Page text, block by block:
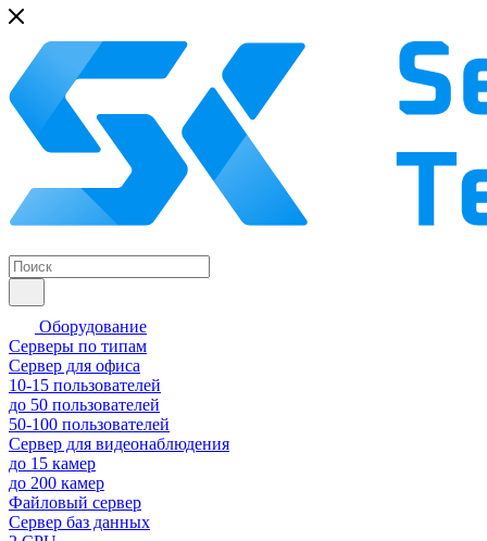
Оборудование
Серверы по типам
Сервер для офиса
10-15 пользователей
до 50 пользователей
50-100 пользователей
Сервер для видеонаблюдения
до 15 камер
до 200 камер
Файловый сервер
Сервер баз данных